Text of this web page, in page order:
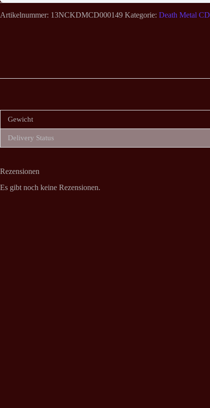
Artikelnummer: 13NCKDMCD000149 Kategorie: Death Metal CD
Gewicht
Delivery Status
Rezensionen
Es gibt noch keine Rezensionen.